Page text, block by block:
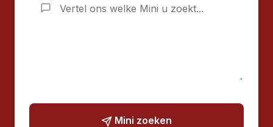
Mini zoeken